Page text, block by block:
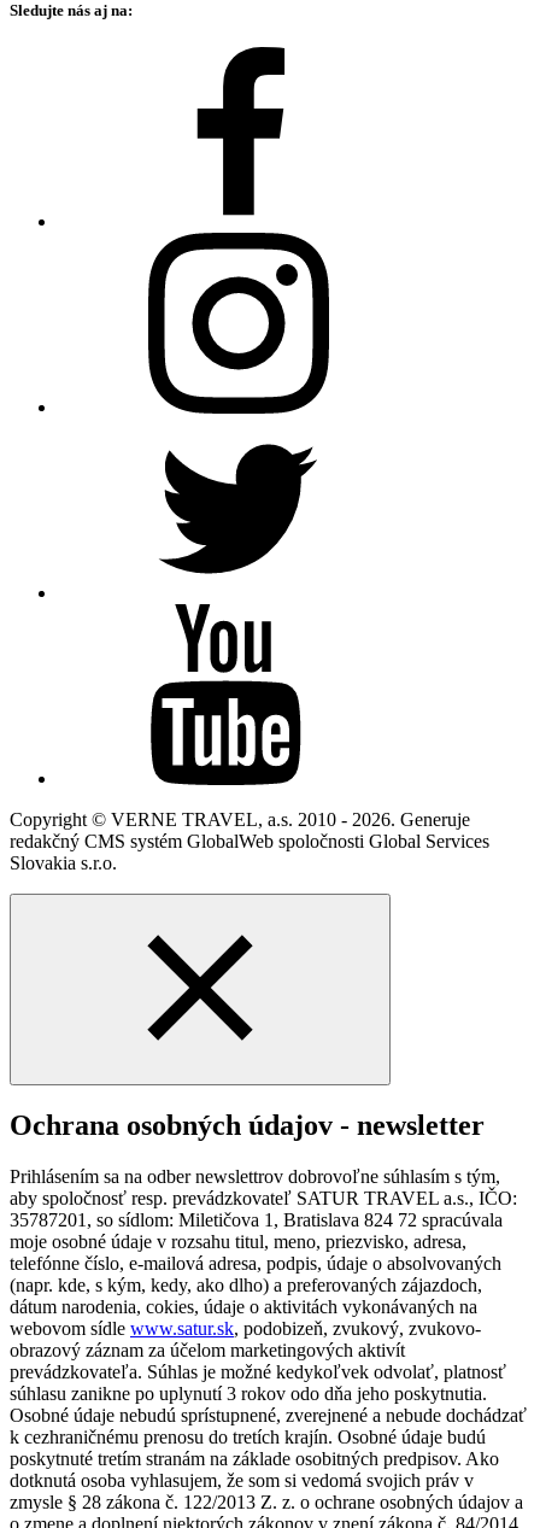
Sledujte nás aj na:
Copyright © VERNE TRAVEL, a.s. 2010 - 2026. Generuje
redakčný CMS systém GlobalWeb spoločnosti Global Services
Slovakia s.r.o.
Ochrana osobných údajov - newsletter
Prihlásením sa na odber newslettrov dobrovoľne súhlasím s tým,
aby spoločnosť resp. prevádzkovateľ SATUR TRAVEL a.s., IČO:
35787201, so sídlom: Miletičova 1, Bratislava 824 72 spracúvala
moje osobné údaje v rozsahu titul, meno, priezvisko, adresa,
telefónne číslo, e-mailová adresa, podpis, údaje o absolvovaných
(napr. kde, s kým, kedy, ako dlho) a preferovaných zájazdoch,
dátum narodenia, cokies, údaje o aktivitách vykonávaných na
webovom sídle www.satur.sk, podobizeň, zvukový, zvukovo-
obrazový záznam za účelom marketingových aktivít
prevádzkovateľa. Súhlas je možné kedykoľvek odvolať, platnosť
súhlasu zanikne po uplynutí 3 rokov odo dňa jeho poskytnutia.
Osobné údaje nebudú sprístupnené, zverejnené a nebude dochádzať
k cezhraničnému prenosu do tretích krajín. Osobné údaje budú
poskytnuté tretím stranám na základe osobitných predpisov. Ako
dotknutá osoba vyhlasujem, že som si vedomá svojich práv v
zmysle § 28 zákona č. 122/2013 Z. z. o ochrane osobných údajov a